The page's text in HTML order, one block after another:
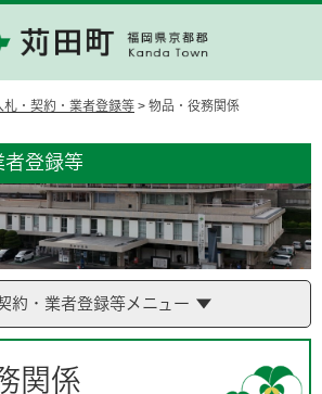
札・契約・業者登録等 > 物品・役務関係
登録等
約・業者登録等メニュー
関係